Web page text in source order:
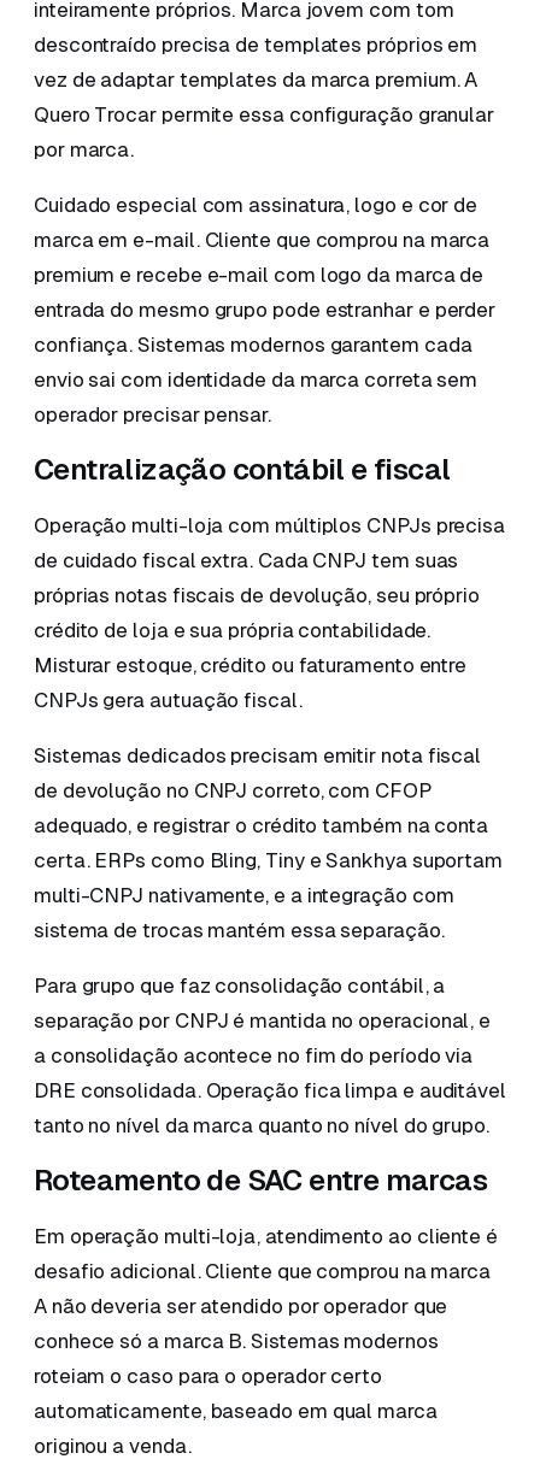
inteiramente próprios. Marca jovem com tom
descontraído precisa de templates próprios em
vez de adaptar templates da marca premium. A
Quero Trocar permite essa configuração granular
por marca.
Cuidado especial com assinatura, logo e cor de
marca em e-mail. Cliente que comprou na marca
premium e recebe e-mail com logo da marca de
entrada do mesmo grupo pode estranhar e perder
confiança. Sistemas modernos garantem cada
envio sai com identidade da marca correta sem
operador precisar pensar.
Centralização contábil e fiscal
Operação multi-loja com múltiplos CNPJs precisa
de cuidado fiscal extra. Cada CNPJ tem suas
próprias notas fiscais de devolução, seu próprio
crédito de loja e sua própria contabilidade.
Misturar estoque, crédito ou faturamento entre
CNPJs gera autuação fiscal.
Sistemas dedicados precisam emitir nota fiscal
de devolução no CNPJ correto, com CFOP
adequado, e registrar o crédito também na conta
certa. ERPs como Bling, Tiny e Sankhya suportam
multi-CNPJ nativamente, e a integração com
sistema de trocas mantém essa separação.
Para grupo que faz consolidação contábil, a
separação por CNPJ é mantida no operacional, e
a consolidação acontece no fim do período via
DRE consolidada. Operação fica limpa e auditável
tanto no nível da marca quanto no nível do grupo.
Roteamento de SAC entre marcas
Em operação multi-loja, atendimento ao cliente é
desafio adicional. Cliente que comprou na marca
A não deveria ser atendido por operador que
conhece só a marca B. Sistemas modernos
roteiam o caso para o operador certo
automaticamente, baseado em qual marca
originou a venda.